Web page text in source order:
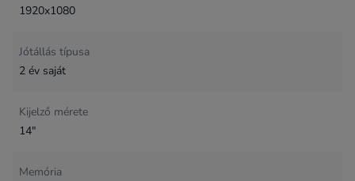
1920x1080
Jótállás típusa
2 év saját
Kijelző mérete
14"
Memória